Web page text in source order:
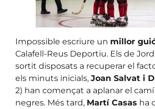
Impossible escriure un millor
Calafell-Reus Deportiu. Els de
sortit disposats a recuperar el
els minuts inicials, Joan Salvat i
2) han començat a aplanar el
negres. Més tard, Martí Casas ha